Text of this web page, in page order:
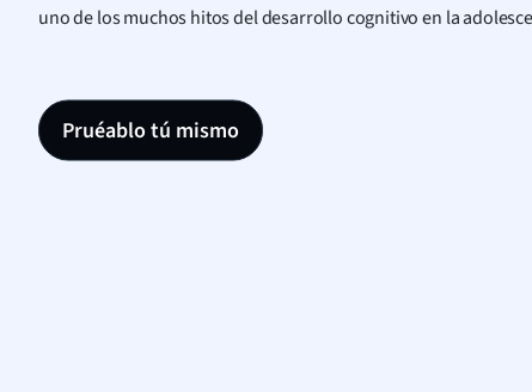
uno de los muchos hitos del desarrollo cognitivo en la
Pruéablo tú mismo